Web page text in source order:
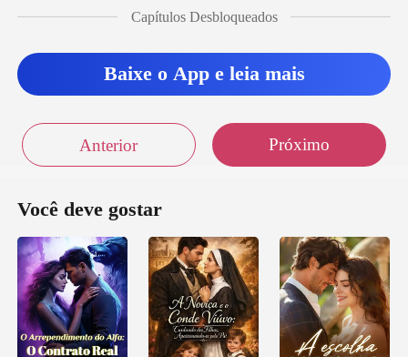
ar nisso como sendo
Capítulos Desbloqueados
Baixe o App e leia mais
Anterior Próximo
Você deve gostar